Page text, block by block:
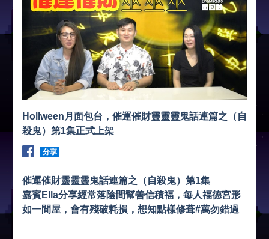
Hollween月面包台，催運催財靈靈靈鬼話連篇之（自
殺鬼）第1集正式上架
分享
催運催財靈靈靈鬼話連篇之（自殺鬼）第1集
嘉賓Ella分享經常落陰間幫善信積福，每人福德宮形
如一間屋，會有殘破耗損，想知點樣修葺#萬勿錯過